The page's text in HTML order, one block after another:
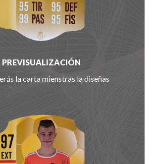
PREVISUALIZACIÓN
la carta mienstras la diseñas